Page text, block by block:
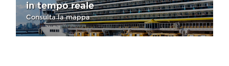
in tempo reale
Consulta la mappa